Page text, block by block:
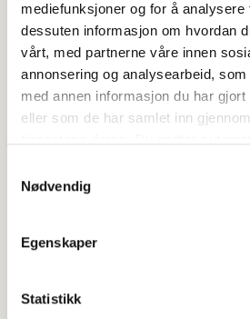
mediefunksjoner og for å
dessuten informasjon om hvordan
vårt, med partnerne våre innen
annonsering og analysearbeid,
med annen informasjon du har
eller som de har samlet inn
Nødvendig
Egenskaper
Statistikk
Engelsk
Tysk
Fransk
Spansk
Appelsinsmoothie med ingefær